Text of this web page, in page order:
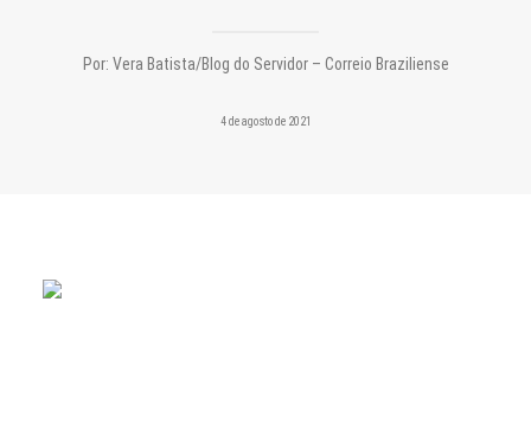
Por: Vera Batista/Blog do Servidor – Correio Braziliense
4 de agosto de 2021